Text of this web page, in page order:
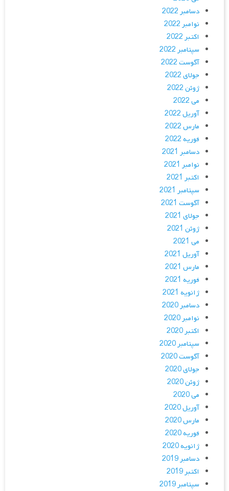
دسامبر 2022
نوامبر 2022
اکتبر 2022
سپتامبر 2022
آگوست 2022
جولای 2022
ژوئن 2022
می 2022
آوریل 2022
مارس 2022
فوریه 2022
دسامبر 2021
نوامبر 2021
اکتبر 2021
سپتامبر 2021
آگوست 2021
جولای 2021
ژوئن 2021
می 2021
آوریل 2021
مارس 2021
فوریه 2021
ژانویه 2021
دسامبر 2020
نوامبر 2020
اکتبر 2020
سپتامبر 2020
آگوست 2020
جولای 2020
ژوئن 2020
می 2020
آوریل 2020
مارس 2020
فوریه 2020
ژانویه 2020
دسامبر 2019
اکتبر 2019
سپتامبر 2019